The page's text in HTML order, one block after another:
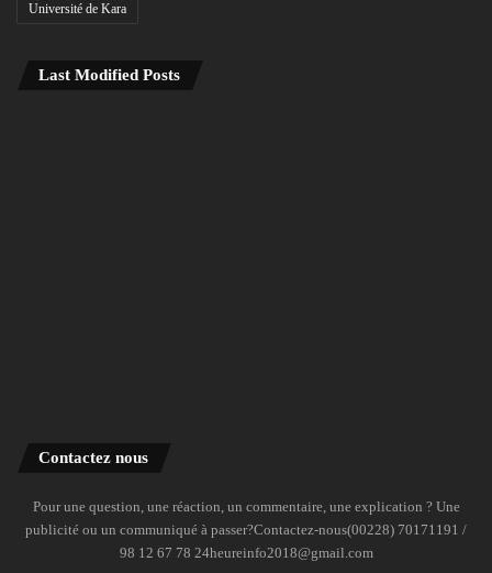
Université de Kara
Last Modified Posts
Contactez nous
Pour une question, une réaction, un commentaire, une explication ? Une
publicité ou un communiqué à passer?Contactez-nous(00228) 70171191 /
98 12 67 78 24heureinfo2018@gmail.com